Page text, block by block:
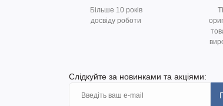
Більше 10 років
досвіду роботи
Слідкуйте за новинками та акціями: